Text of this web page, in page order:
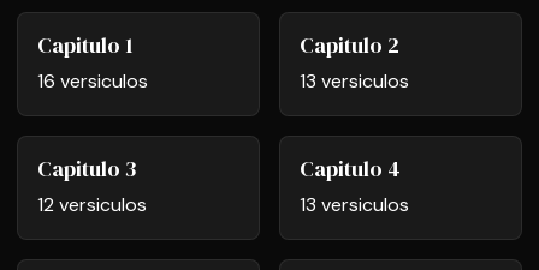
Capitulo 1
16 versiculos
Capitulo 2
13 versiculos
Capitulo 3
12 versiculos
Capitulo 4
13 versiculos